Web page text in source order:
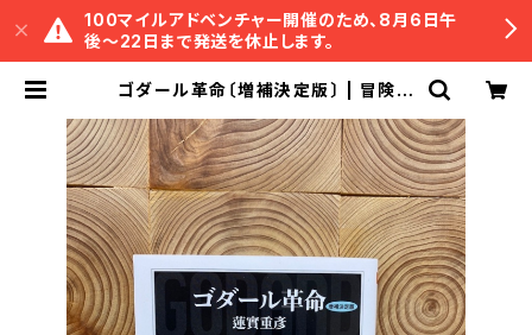
100マイルアドベンチャー開催のため、8月6日午
後〜22日まで発送を休止します。
ゴダール革命〔増補決定版〕 | 冒険研